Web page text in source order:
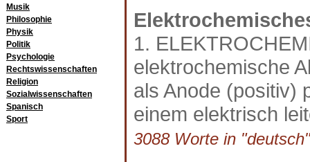
Musik
Philosophie
Physik
Politik
Psychologie
Rechtswissenschaften
Religion
Sozialwissenschaften
Spanisch
Sport
1.
elektrochemische
als Anode (positiv)
einem elektrisch
3088 Worte in